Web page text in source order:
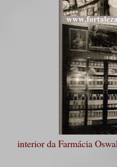
interior da Farmácia